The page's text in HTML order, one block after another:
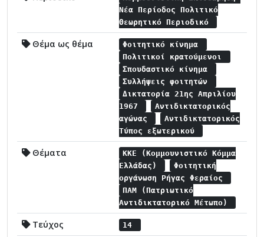
Νέα Περίοδος Πολιτικό
Θεωρητικό Περιοδικό
Θέμα ως θέμα
Φοιτητικό κίνημα
Πολιτικοί κρατούμενοι
Σπουδαστικό κίνημα
Συλλήψεις φοιτητών
Δικτατορία 21ης Απριλίου
1967
Αντιδικτατορικός
αγώνας
Αντιδικτατορικός
Τύπος εξωτερικού
Θέματα
ΚΚΕ (Κομμουνιστικό Κόμμα
Ελλάδας)
Φοιτητική
οργάνωση Ρήγας Φεραίος
ΠΑΜ (Πατριωτικό
Αντιδικτατορικό Μέτωπο)
Τεύχος 14